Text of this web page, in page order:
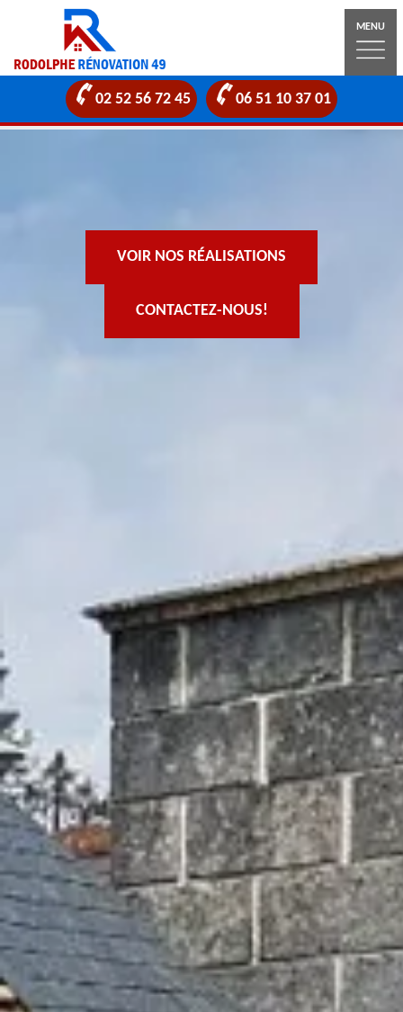
MENU
02 52 56 72 45 06 51 10 37 01
VOIR NOS RÉALISATIONS
CONTACTEZ-NOUS!